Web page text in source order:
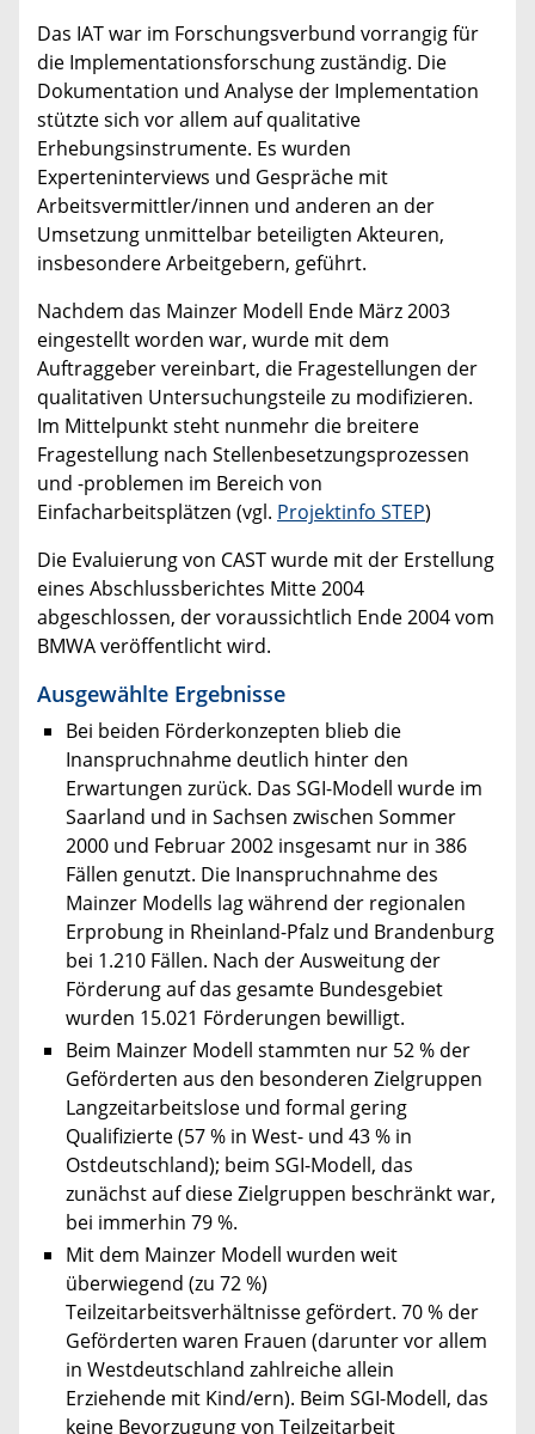
Das IAT war im Forschungsverbund vorrangig für
die Implementationsforschung zuständig. Die
Dokumentation und Analyse der Implementation
stützte sich vor allem auf qualitative
Erhebungsinstrumente. Es wurden
Experteninterviews und Gespräche mit
Arbeitsvermittler/innen und anderen an der
Umsetzung unmittelbar beteiligten Akteuren,
insbesondere Arbeitgebern, geführt.
Nachdem das Mainzer Modell Ende März 2003
eingestellt worden war, wurde mit dem
Auftraggeber vereinbart, die Fragestellungen der
qualitativen Untersuchungsteile zu modifizieren.
Im Mittelpunkt steht nunmehr die breitere
Fragestellung nach Stellenbesetzungsprozessen
und -problemen im Bereich von
Einfacharbeitsplätzen (vgl. Projektinfo STEP)
Die Evaluierung von CAST wurde mit der Erstellung
eines Abschlussberichtes Mitte 2004
abgeschlossen, der voraussichtlich Ende 2004 vom
BMWA veröffentlicht wird.
Ausgewählte Ergebnisse
Bei beiden Förderkonzepten blieb die
Inanspruchnahme deutlich hinter den
Erwartungen zurück. Das SGI-Modell wurde im
Saarland und in Sachsen zwischen Sommer
2000 und Februar 2002 insgesamt nur in 386
Fällen genutzt. Die Inanspruchnahme des
Mainzer Modells lag während der regionalen
Erprobung in Rheinland-Pfalz und Brandenburg
bei 1.210 Fällen. Nach der Ausweitung der
Förderung auf das gesamte Bundesgebiet
wurden 15.021 Förderungen bewilligt.
Beim Mainzer Modell stammten nur 52 % der
Geförderten aus den besonderen Zielgruppen
Langzeitarbeitslose und formal gering
Qualifizierte (57 % in West- und 43 % in
Ostdeutschland); beim SGI-Modell, das
zunächst auf diese Zielgruppen beschränkt war,
bei immerhin 79 %.
Mit dem Mainzer Modell wurden weit
überwiegend (zu 72 %)
Teilzeitarbeitsverhältnisse gefördert. 70 % der
Geförderten waren Frauen (darunter vor allem
in Westdeutschland zahlreiche allein
Erziehende mit Kind/ern). Beim SGI-Modell, das
keine Bevorzugung von Teilzeitarbeit